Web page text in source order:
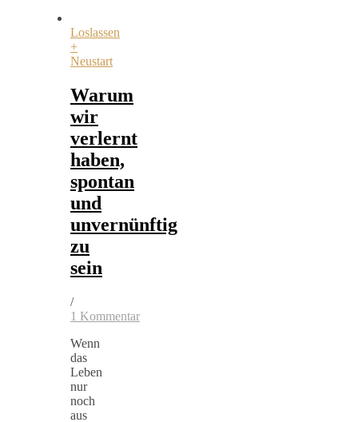
Loslassen
+
Neustart
Warum
wir
verlernt
haben,
spontan
und
unvernünftig
zu
sein
/
1 Kommentar
Wenn
das
Leben
nur
noch
aus